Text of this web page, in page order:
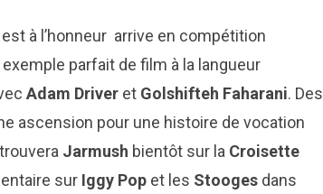
est à l’honneur arrive en compétition
exemple parfait de film à la langueur
Adam Driveret Golshifteh Faharani. Des
ascension pour une histoire de vocation
Jarmush bientôt sur la Croisette
sur Iggy Popet les Stoogesdans